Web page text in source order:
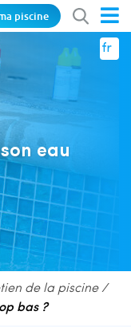
piscine
fr
eau
de la piscine/
bas ?